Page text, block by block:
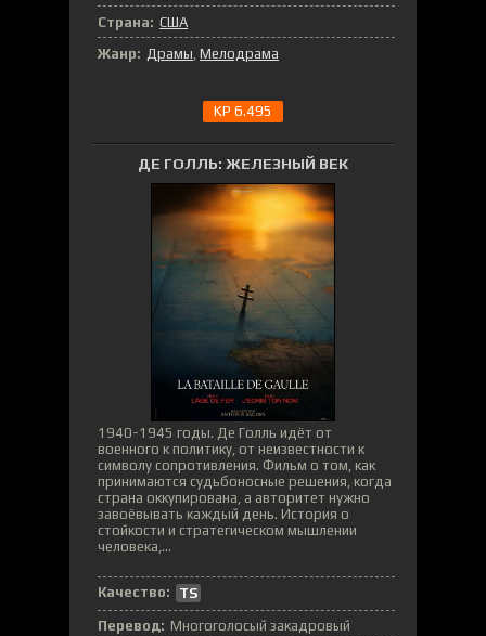
KP 6.495
Страна: США
Жанр: Драмы Мелодрама
ДЕ ГОЛЛЬ: ЖЕЛЕЗНЫЙ ВЕК
1940-1945 годы. Де Голль идёт от
военного к политику, от неизвестности к
символу сопротивления. Фильм о том, как
принимаются судьбоносные решения, когда
страна оккупирована, а авторитет нужно
завоёвывать каждый день. История о
стойкости и стратегическом мышлении
человека,...
Качество:
TS
Перевод: Многоголосый закадровый